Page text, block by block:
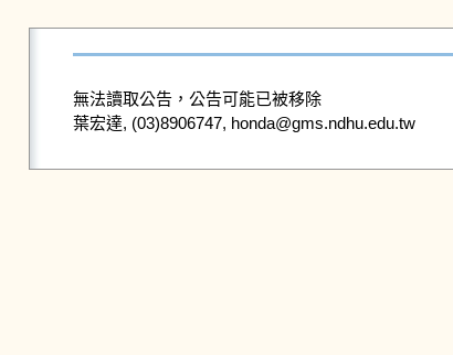
無法讀取公告，公告可能已被移除
葉宏達, (03)8906747, honda@gms.ndhu.edu.tw